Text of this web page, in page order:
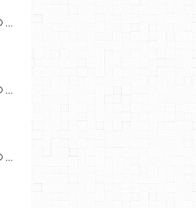
…
…
…